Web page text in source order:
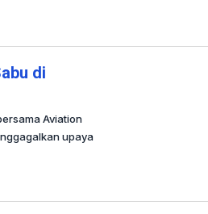
di
Aviation
upaya